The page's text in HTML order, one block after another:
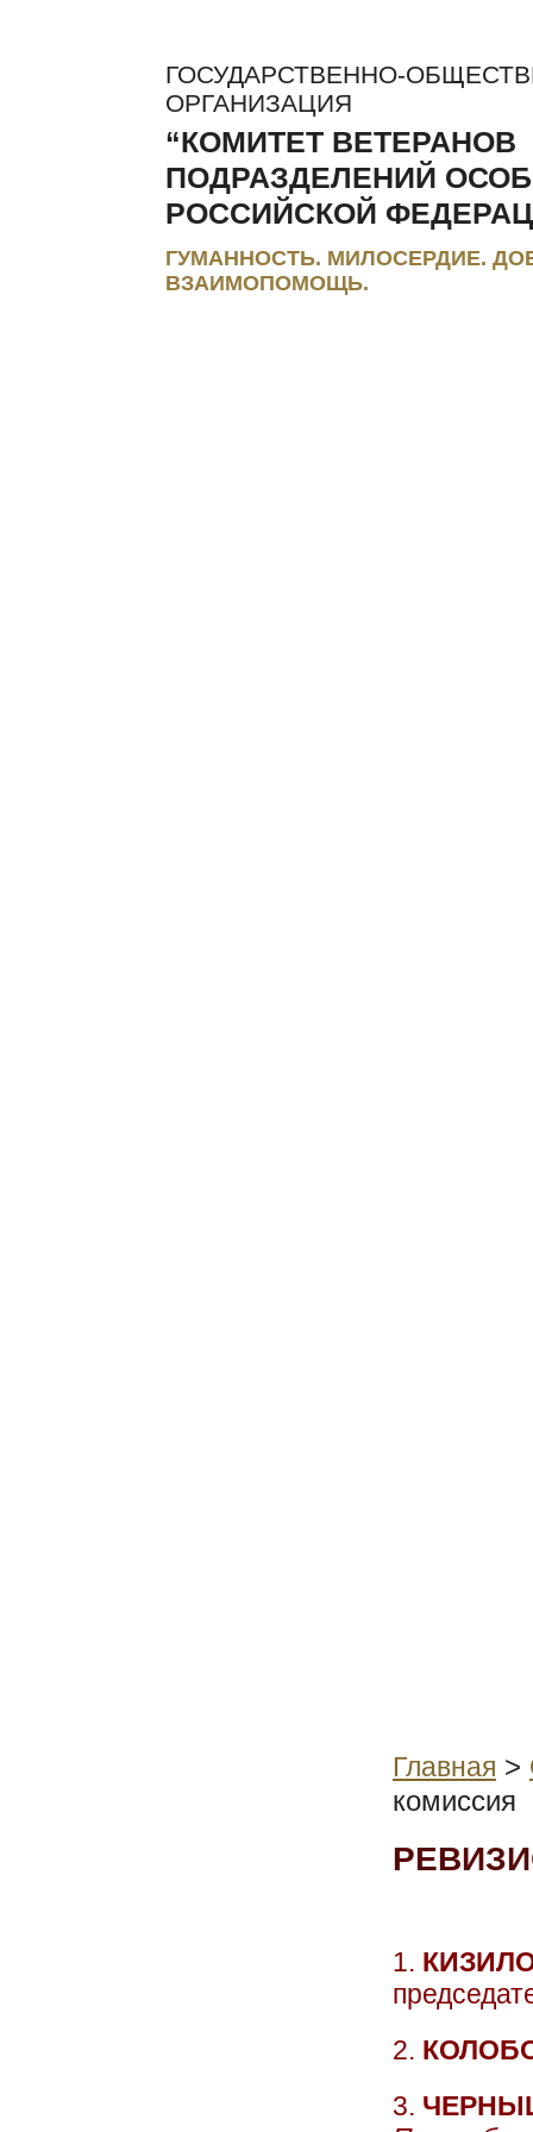
ГОСУДАРСТВЕННО-
ОРГАНИЗАЦИЯ
“КОМИТЕТ ВЕТЕРАНОВ
ПОДРАЗДЕЛЕНИЙ
РОССИЙСКОЙ
ГУМАННОСТЬ. МИЛОСЕРДИЕ.
ВЗАИМОПОМОЩЬ.
Главная >
комиссия
1.
2.
3.